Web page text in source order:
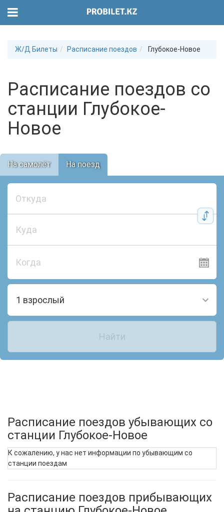
Ж/Д Билеты Расписание поездов Глубокое-Новое
Расписание поездов со
станции Глубокое-
Новое
На самолёт На поезд
Когда
1 взрослый
Найти
Расписание поездов убывающих со
станции Глубокое-Новое
К сожалению, у нас нет информации по убывающим со
станции поездам
Расписание поездов прибывающих